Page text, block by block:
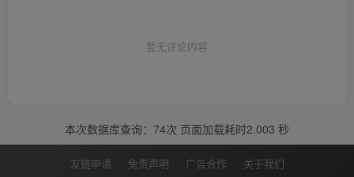
暂无评论内容
本次数据库查询：74次 页面加载耗时2.003 秒
友链申请 免责声明 广告合作 关于我们